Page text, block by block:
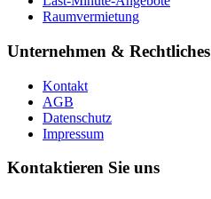
Raumvermietung
Unternehmen & Rechtliches
Kontakt
AGB
Datenschutz
Impressum
Kontaktieren Sie uns